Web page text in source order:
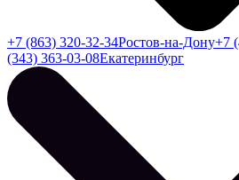
+7 (863) 320-32-34Ростов-на-Дону+7
(343) 363-03-08Екатеринбург